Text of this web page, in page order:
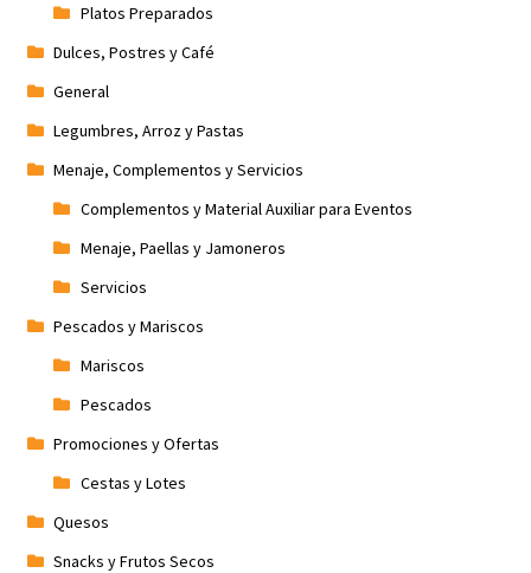
Platos Preparados
Dulces, Postres y Café
General
Legumbres, Arroz y Pastas
Menaje, Complementos y Servicios
Complementos y Material Auxiliar para Eventos
Menaje, Paellas y Jamoneros
Servicios
Pescados y Mariscos
Mariscos
Pescados
Promociones y Ofertas
Cestas y Lotes
Quesos
Snacks y Frutos Secos